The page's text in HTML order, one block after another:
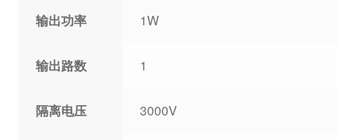
输出功率 1W
输出路数 1
隔离电压 3000V